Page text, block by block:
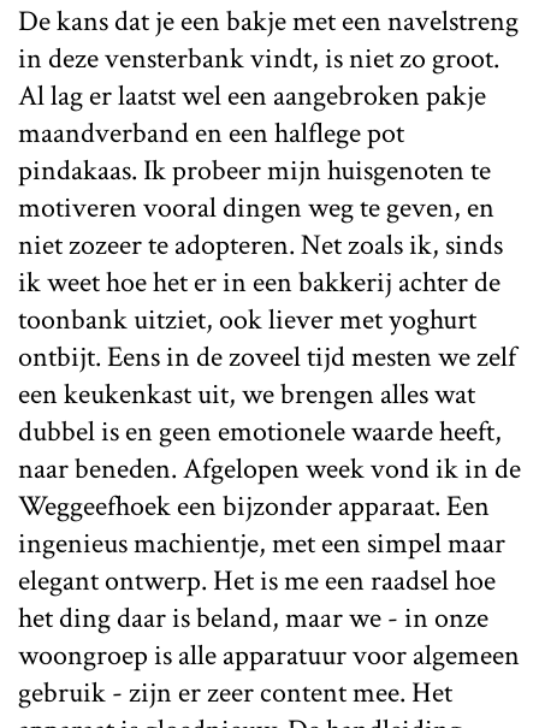
De kans dat je een bakje met een navelstreng
in deze vensterbank vindt, is niet zo groot.
Al lag er laatst wel een aangebroken pakje
maandverband en een halflege pot
pindakaas. Ik probeer mijn huisgenoten te
motiveren vooral dingen weg te geven, en
niet zozeer te adopteren. Net zoals ik, sinds
ik weet hoe het er in een bakkerij achter de
toonbank uitziet, ook liever met yoghurt
ontbijt. Eens in de zoveel tijd mesten we zelf
een keukenkast uit, we brengen alles wat
dubbel is en geen emotionele waarde heeft,
naar beneden. Afgelopen week vond ik in de
Weggeefhoek een bijzonder apparaat. Een
ingenieus machientje, met een simpel maar
elegant ontwerp. Het is me een raadsel hoe
het ding daar is beland, maar we - in onze
woongroep is alle apparatuur voor algemeen
gebruik - zijn er zeer content mee. Het